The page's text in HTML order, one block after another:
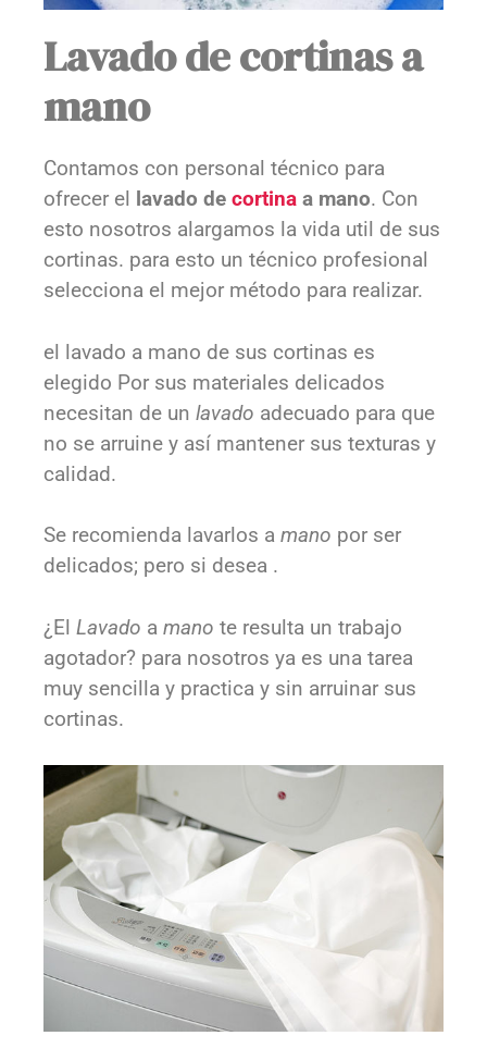
Lavado de cortinas a
mano
Contamos con personal técnico para
ofrecer el lavado de cortina a mano. Con
esto nosotros alargamos la vida util de sus
cortinas. para esto un técnico profesional
selecciona el mejor método para realizar.
el lavado a mano de sus cortinas es
elegido Por sus materiales delicados
necesitan de un lavado adecuado para que
no se arruine y así mantener sus texturas y
calidad.
Se recomienda lavarlos a mano por ser
delicados; pero si desea .
¿El Lavado a mano te resulta un trabajo
agotador? para nosotros ya es una tarea
muy sencilla y practica y sin arruinar sus
cortinas.